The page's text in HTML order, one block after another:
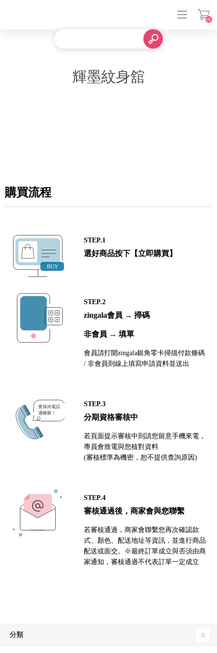
(0)
輝墨紋身舘
購買流程
STEP.1
選好商品按下【立即購買】
STEP.2
zingala會員 → 掃碼
非會員 → 填單
會員請打開zingala銀角零卡掃描付款條碼
/ 非會員則線上填寫申請資料並送出
STEP.3
分期資格審核中
若頁面提示審核中則請您留意手機來電，
專員會致電與您核對資料
(審核標準為機密，恕不提供查詢原因)
STEP.4
審核通過後，商家會與您聯繫
若審核通過，商家會聯繫您再次確認款
式、顏色、配送地址等資訊，並進行商品
配送或面交。※最終訂單成立與否須由商
家通知，審核通過不代表訂單一定成立
分類